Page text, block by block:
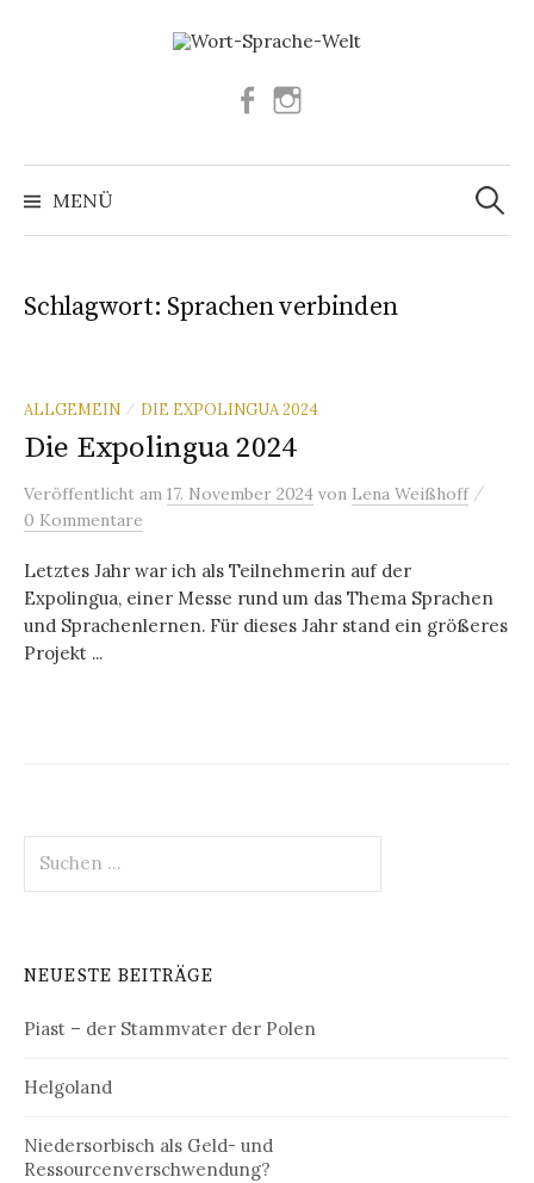
Facebook
MENÜ
Suchen
nach:
Schlagwort: Sprachen verbinden
ALLGEMEIN / DIE EXPOLINGUA 2024
Die Expolingua 2024
Veröffentlicht am 17. November 2024 von Lena Weißhoff /
0 Kommentare
Letztes Jahr war ich als Teilnehmerin auf der
Expolingua, einer Messe rund um das Thema Sprachen
und Sprachenlernen. Für dieses Jahr stand ein größeres
Projekt ...
nach:
NEUESTE BEITRÄGE
Piast – der Stammvater der Polen
Helgoland
Niedersorbisch als Geld- und
Ressourcenverschwendung?